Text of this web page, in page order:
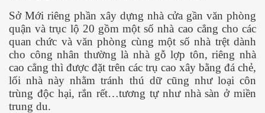
Sở Mới riêng phần xây dựng nhà cửa gần văn phòng
quận và trục lộ 20 gồm một số nhà cao cẳng cho các
quan chức và văn phòng cùng một số nhà trệt dành
cho công nhân thường là nhà gỗ lợp tôn, riêng nhà
cao cẳng thì được đặt trên các trụ cao xây bằng đá chẻ,
lối nhà này nhằm tránh thú dữ cũng như loại côn
trùng độc hại, rắn rết…tương tự như nhà sàn ở miền
trung du.